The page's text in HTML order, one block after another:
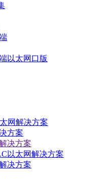
以太网口版
网解决方案
方案
决方案
以太网解决方案
决方案